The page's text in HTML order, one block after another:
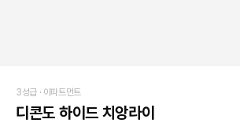
3성급 · 아파트먼트
디콘도 하이드 치앙라이